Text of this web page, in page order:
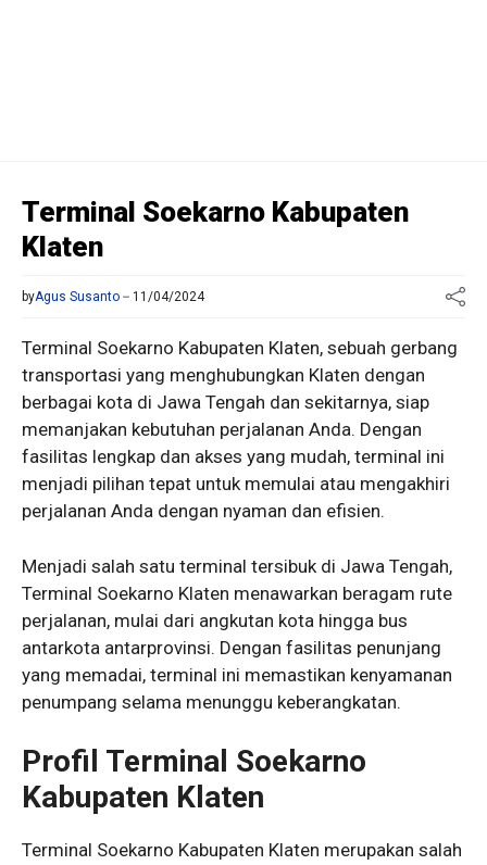
Terminal Soekarno Kabupaten
Klaten
byAgus Susanto 11/04/2024
Terminal Soekarno Kabupaten Klaten, sebuah gerbang
transportasi yang menghubungkan Klaten dengan
berbagai kota di Jawa Tengah dan sekitarnya, siap
memanjakan kebutuhan perjalanan Anda. Dengan
fasilitas lengkap dan akses yang mudah, terminal ini
menjadi pilihan tepat untuk memulai atau mengakhiri
perjalanan Anda dengan nyaman dan efisien.
Menjadi salah satu terminal tersibuk di Jawa Tengah,
Terminal Soekarno Klaten menawarkan beragam rute
perjalanan, mulai dari angkutan kota hingga bus
antarkota antarprovinsi. Dengan fasilitas penunjang
yang memadai, terminal ini memastikan kenyamanan
penumpang selama menunggu keberangkatan.
Profil Terminal Soekarno
Kabupaten Klaten
Terminal Soekarno Kabupaten Klaten merupakan salah